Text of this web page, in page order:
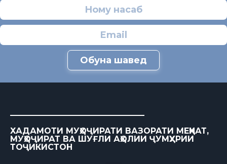
Обуна шавед
ХАДАМОТИ МУҲОҶИРАТИ ВАЗОРАТИ МЕҲНАТ,
МУҲОҶИРАТ ВА ШУҒЛИ АҲОЛИИ ҶУМҲУРИИ
ТОҶИКИСТОН